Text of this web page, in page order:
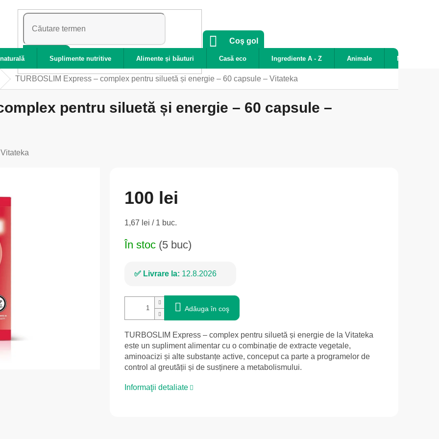
CĂUTARE
COŞ
CUMPĂRĂTURI
Coş gol
Suplimente nutritive Alimente și băuturi Casă eco Ingrediente A - Z Animale Noutăți
TURBOSLIM Express – complex pentru siluetă și energie – 60 capsule – Vitateka
pentru siluetă și energie – 60 capsule –
Vitateka
100 lei
Evaluare
1,67 lei / 1 buc.
În stoc (5 buc)
Livrare la: 12.8.2026
Adăuga în coş
TURBOSLIM Express – complex pentru siluetă și energie de la Vitateka
este un supliment alimentar cu o combinație de extracte vegetale,
aminoacizi și alte substanțe active, conceput ca parte a programelor de
control al greutății și de susținere a metabolismului.
Informaţii detaliate